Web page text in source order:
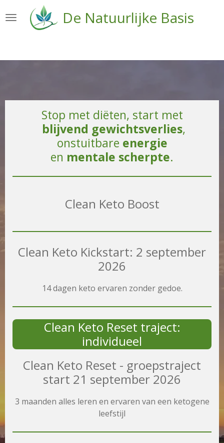
direct
hoofdinhoud
De Natuurlijke Basis
Stop met diëten, start met
blijvend gewichtsverlies,
onstuitbare energie
en mentale scherpte.
Clean Keto Boost
Clean Keto Kickstart: 2 september
2026
14 dagen keto ervaren zonder gedoe.
Clean Keto Reset traject:
individueel
Clean Keto Reset - groepstraject
start 21 september 2026
3 maanden alles leren en ervaren van een ketogene
leefstijl